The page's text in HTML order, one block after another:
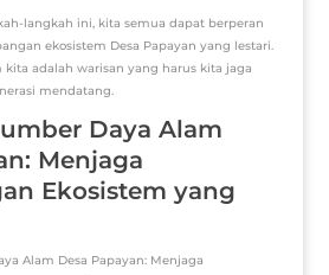
langkah ini, kita semua dapat berperan
ekosistem Desa Papayan yang lestari.
kita adalah warisan yang harus kita jaga
mendatang.
Daya Alam
Menjaga
Ekosistem yang